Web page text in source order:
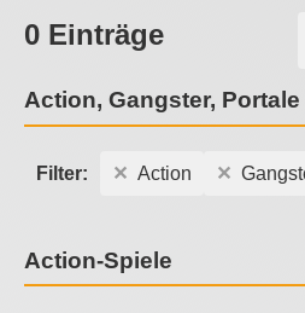
0 Einträge
Action, Gangster, Portale
Filter: Action
Action-Spiele